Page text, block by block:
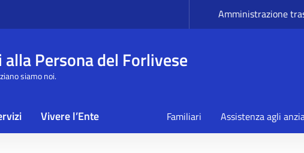
Amministrazione
Persona del Forlivese
siamo noi.
Vivere l’Ente Familiari Assistenza agli